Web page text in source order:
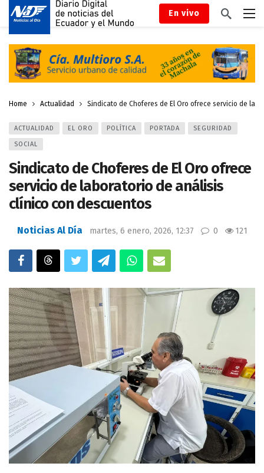
En vivo
Home Actualidad Sindicato de Choferes de El Oro ofrece servicio de
ACTUALIDAD EL ORO POLÍTICA PORTADA SEGURIDAD
SOCIAL
Sindicato de Choferes de El Oro ofrece
servicio de laboratorio de análisis
clínico con descuentos
Noticias Al Día martes, 6 enero, 2026, 12:37 0 121